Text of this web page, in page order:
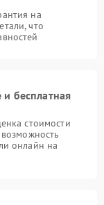
на
что
бесплатная
стоимости
онлайн на